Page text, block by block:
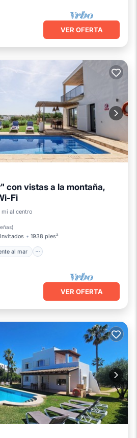
VER OFERTA
con vistas a la montaña,
Fi
al centro
)
1938 pies²
al mar
Frente al mar
VER OFERTA